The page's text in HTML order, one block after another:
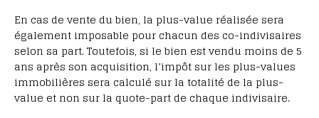
En cas de vente du bien, la plus-value réalisée sera
également imposable pour chacun des co-indivisaires
selon sa part. Toutefois, si le bien est vendu moins de 5
ans après son acquisition, l’impôt sur les plus-values
immobilières sera calculé sur la totalité de la plus-
value et non sur la quote-part de chaque indivisaire.